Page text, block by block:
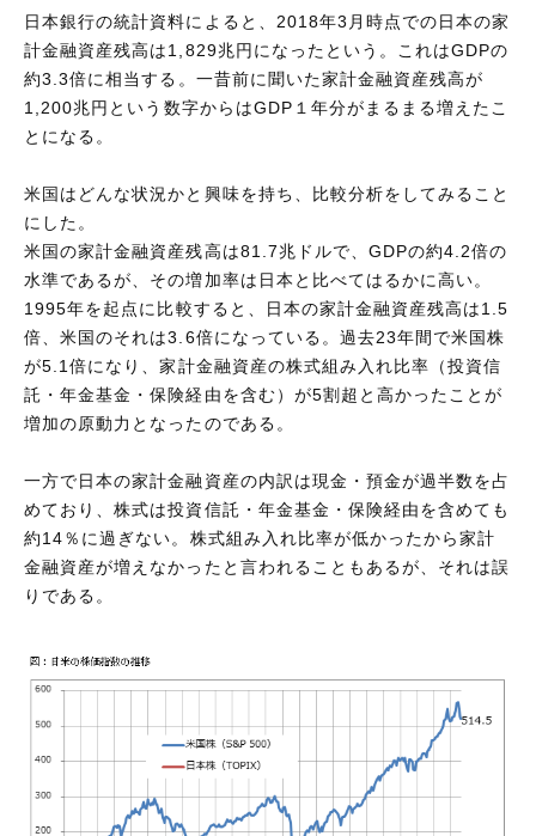
日本銀行の統計資料によると、2018年3月時点での日本の家
計金融資産残高は1,829兆円になったという。これはGDPの
約3.3倍に相当する。一昔前に聞いた家計金融資産残高が
1,200兆円という数字からはGDP１年分がまるまる増えたこ
とになる。
米国はどんな状況かと興味を持ち、比較分析をしてみること
にした。
米国の家計金融資産残高は81.7兆ドルで、GDPの約4.2倍の
水準であるが、その増加率は日本と比べてはるかに高い。
1995年を起点に比較すると、日本の家計金融資産残高は1.5
倍、米国のそれは3.6倍になっている。過去23年間で米国株
が5.1倍になり、家計金融資産の株式組み入れ比率（投資信
託・年金基金・保険経由を含む）が5割超と高かったことが
増加の原動力となったのである。
一方で日本の家計金融資産の内訳は現金・預金が過半数を占
めており、株式は投資信託・年金基金・保険経由を含めても
約14％に過ぎない。株式組み入れ比率が低かったから家計
金融資産が増えなかったと言われることもあるが、それは誤
りである。